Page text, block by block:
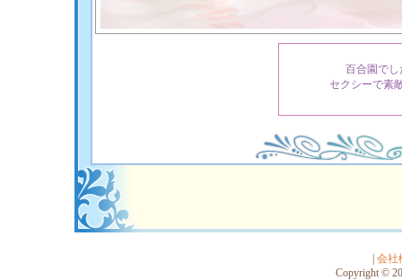
百合園で
セクシーで素
会社
Copyright ©